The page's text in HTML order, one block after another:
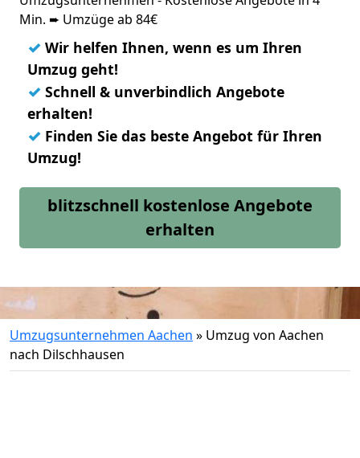
Min. ➨ Umzüge ab 84€
✓ Wir helfen Ihnen, wenn es um Ihren
Umzug geht!
✓ Schnell & unverbindlich Angebote
erhalten!
✓ Finden Sie das beste Angebot für Ihren
Umzug!
blitzschnell kostenlose Angebote
erhalten
Umzugsunternehmen Aachen » Umzug von Aachen
nach Dilschhausen